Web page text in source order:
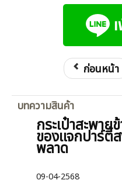
ก่อนหน้า
บทความสินค้า
กระเป๋าสะพาย
ของแจกปาร์ตี้
พลาด
09-04-2568